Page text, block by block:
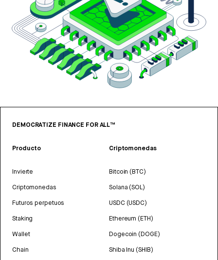
DEMOCRATIZE FINANCE FOR ALL™
Producto
Invierte
Criptomonedas
Futuros perpetuos
Staking
Wallet
Chain
Criptomonedas
Bitcoin (BTC)
Solana (SOL)
USDC (USDC)
Ethereum (ETH)
Dogecoin (DOGE)
Shiba Inu (SHIB)